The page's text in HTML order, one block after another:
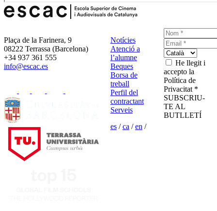
Plaça de la Farinera, 9
08222 Terrassa (Barcelona)
+34 937 361 555
info@escac.es
Notícies
Atenció a
l’alumne
Beques
Borsa de
treball
Perfil del
contractant
Serveis
es/ca /en /
He llegit i
accepto la
Política de
Privacitat *
SUBSCRIU-
TE AL
BUTLLETÍ